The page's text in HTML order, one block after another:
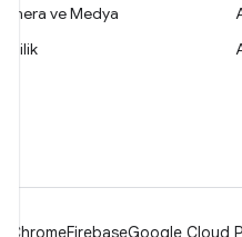
Kamera ve Medya
Gizlilik
ChromeFirebaseGoogle Cloud